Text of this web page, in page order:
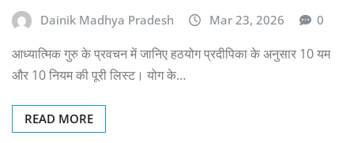
Dainik Madhya Pradesh Mar 23, 2026 0
आध्यात्मिक गुरु के प्रवचन में जानिए हठयोग प्रदीपिका के अनुसार 10 यम
और 10 नियम की पूरी लिस्ट। योग के…
READ MORE